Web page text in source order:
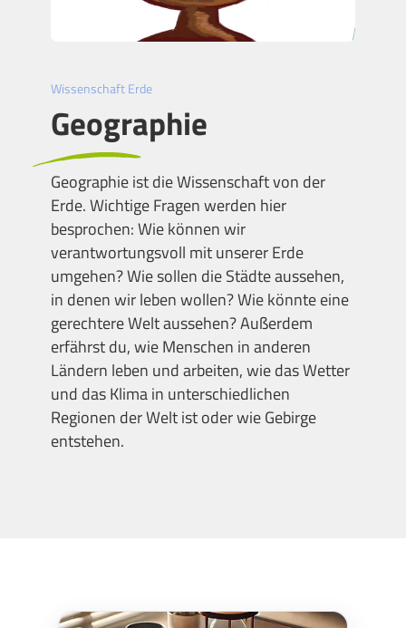
Wissenschaft Erde
Geographie
Geographie ist die Wissenschaft von der
Erde. Wichtige Fragen werden hier
besprochen: Wie können wir
verantwortungsvoll mit unserer Erde
umgehen? Wie sollen die Städte aussehen,
in denen wir leben wollen? Wie könnte eine
gerechtere Welt aussehen? Außerdem
erfährst du, wie Menschen in anderen
Ländern leben und arbeiten, wie das Wetter
und das Klima in unterschiedlichen
Regionen der Welt ist oder wie Gebirge
entstehen.